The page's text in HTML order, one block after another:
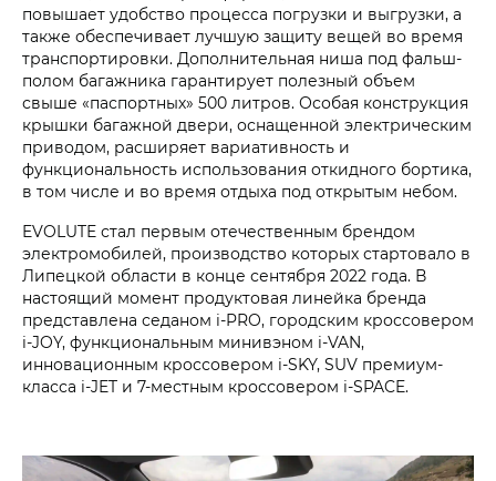
повышает удобство процесса погрузки и выгрузки, а
также обеспечивает лучшую защиту вещей во время
транспортировки. Дополнительная ниша под фальш-
полом багажника гарантирует полезный объем
свыше «паспортных» 500 литров. Особая конструкция
крышки багажной двери, оснащенной электрическим
приводом, расширяет вариативность и
функциональность использования откидного бортика,
в том числе и во время отдыха под открытым небом.
EVOLUTE стал первым отечественным брендом
электромобилей, производство которых стартовало в
Липецкой области в конце сентября 2022 года. В
настоящий момент продуктовая линейка бренда
представлена седаном i‑PRO, городским кроссовером
i‑JOY, функциональным минивэном i‑VAN,
инновационным кроссовером i‑SKY, SUV премиум-
класса i‑JET и 7-местным кроссовером i‑SPACE.